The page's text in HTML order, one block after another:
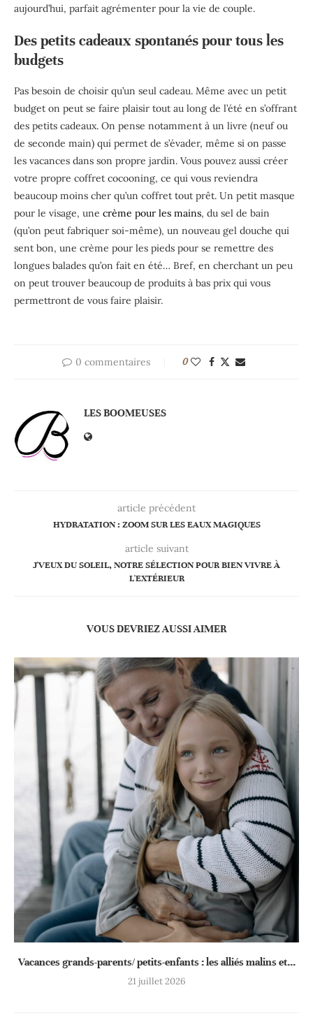
aujourd’hui, parfait agrémenter pour la vie de couple.
Des petits cadeaux spontanés pour tous les
budgets
Pas besoin de choisir qu’un seul cadeau. Même avec un petit
budget on peut se faire plaisir tout au long de l’été en s’offrant
des petits cadeaux. On pense notamment à un livre (neuf ou
de seconde main) qui permet de s’évader, même si on passe
les vacances dans son propre jardin. Vous pouvez aussi créer
votre propre coffret cocooning, ce qui vous reviendra
beaucoup moins cher qu’un coffret tout prêt. Un petit masque
pour le visage, une crème pour les mains, du sel de bain
(qu’on peut fabriquer soi-même), un nouveau gel douche qui
sent bon, une crème pour les pieds pour se remettre des
longues balades qu’on fait en été… Bref, en cherchant un peu
on peut trouver beaucoup de produits à bas prix qui vous
permettront de vous faire plaisir.
0 commentaires 0
LES BOOMEUSES
article précédent
HYDRATATION : ZOOM SUR LES EAUX MAGIQUES
article suivant
J'VEUX DU SOLEIL, NOTRE SÉLECTION POUR BIEN VIVRE À
L'EXTÉRIEUR
VOUS DEVRIEZ AUSSI AIMER
Vacances grands-parents/ petits-enfants : les alliés malins et...
21 juillet 2026